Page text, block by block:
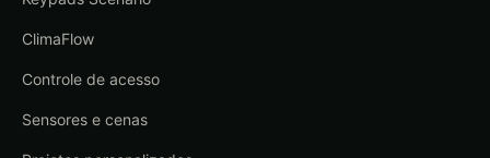
ClimaFlow
Controle de acesso
Sensores e cenas